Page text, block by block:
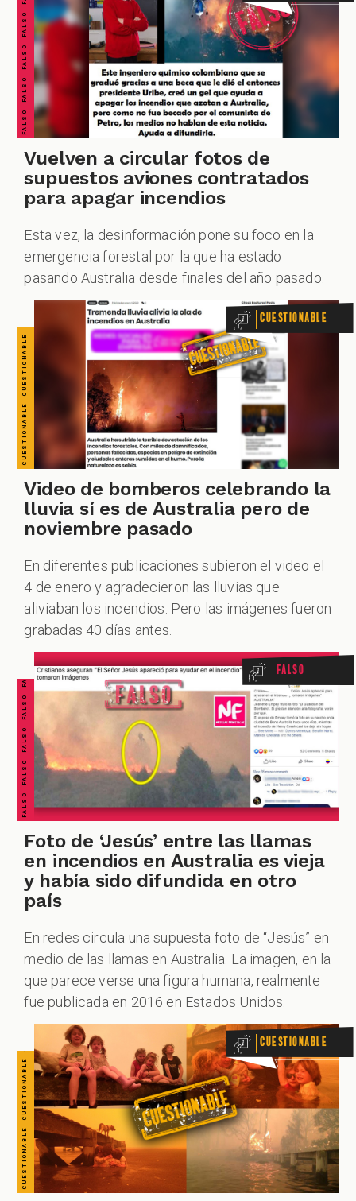
PODCAST
ZOOM
Vuelven a circular fotos de
supuestos aviones contratados
para apagar incendios
Esta vez, la desinformación pone su foco en la
emergencia forestal por la que ha estado
pasando Australia desde finales del año pasado.
CUESTIONABLE CUESTIONABLE CUESTIONABLE CUESTIONABLE CUESTIONABLE CUESTIONABLE CUESTIONABLE Cuestionable
Video de bomberos celebrando la
lluvia sí es de Australia pero de
noviembre pasado
En diferentes publicaciones subieron el video el
4 de enero y agradecieron las lluvias que
aliviaban los incendios. Pero las imágenes fueron
grabadas 40 días antes.
FALSO FALSO FALSO FALSO FALSO FALSO FALSO Falso
Foto de ‘Jesús’ entre las llamas
en incendios en Australia es vieja
y había sido difundida en otro
país
En redes circula una supuesta foto de “Jesús” en
medio de las llamas en Australia. La imagen, en la
que parece verse una figura humana, realmente
fue publicada en 2016 en Estados Unidos.
CUESTIONABLE CUESTIONABLE CUESTIONABLE CUESTIONABLE CUESTIONABLE CUESTIONABLE CUESTIONABLE Cuestionable